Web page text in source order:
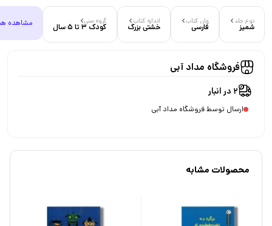
نوع جلد
شمیز
زبان کتاب
فارسی
اندازه کتاب
خشتی بزرگ
گروه سنی
کودک 3 تا 5 سال مشاهده
فروشگاه مداد آبی
2 در انبار
ارسال توسط فروشگاه مداد آبی
محصولات مشابه